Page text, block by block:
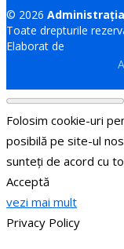
© 2026
Toate drepturile
Elaborat de
Folosim cookie-uri
posibilă pe site-ul
sunteți de acord cu
Acceptă
vezi mai mult
Privacy Policy